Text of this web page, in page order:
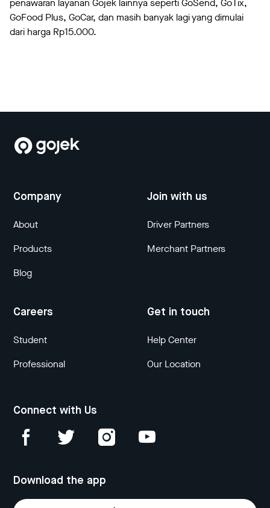
GoFood Plus, GoCar, dan masih banyak lagi yang dimulai
dari harga Rp15.000.
Company
About
Products
Blog
Join with us
Driver Partners
Merchant Partners
Careers
Student
Professional
Get in touch
Help Center
Our Location
Connect with Us
Download the app